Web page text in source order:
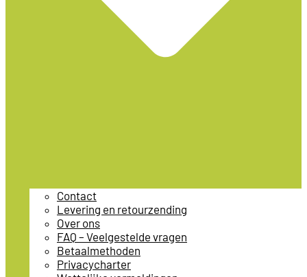
Contact
Levering en retourzending
Over ons
FAQ – Veelgestelde vragen
Betaalmethoden
Privacycharter